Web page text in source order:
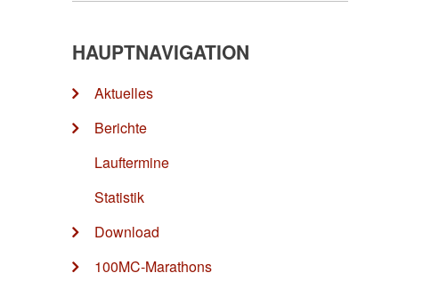
HAUPTNAVIGATION
Aktuelles
Berichte
Lauftermine
Statistik
Download
100MC-Marathons